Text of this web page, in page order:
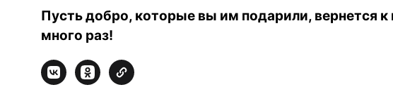
Пусть добро, которые вы им подарили, вернется
много раз!